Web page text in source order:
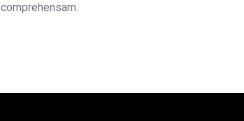
comprehensam.